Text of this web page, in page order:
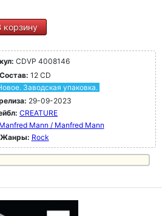
корзину
CDVP 4008146
Состав: 12 CD
Заводская упаковка.
29-09-2023
CREATURE
Manfred Mann / Manfred Mann
Жанры: Rock